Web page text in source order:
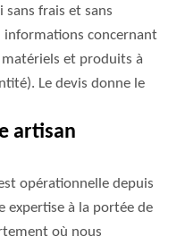
sans frais et sans
informations concernant
matériels et produits à
Le devis donne le
artisan
opérationnelle depuis
expertise à la portée de
où nous